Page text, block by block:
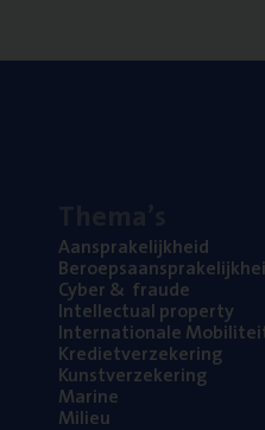
Aan­spra­ke­lijk­heid
Cyber& fraude
Intel­lec­tu­al property
Inter­na­ti­o­na­le
Kre­diet­ver­ze­ke­ring
Kunst­ver­ze­ke­ring
Mari­ne
Mili­eu